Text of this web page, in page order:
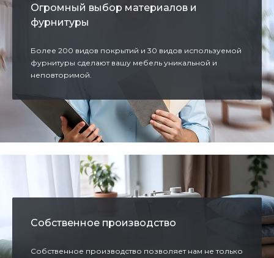
Огромный выбор материалов и
фурнитуры
Более 200 видов покрытий и 30 видов используемой
фурнитуры сделают вашу мебель уникальной и
неповторимой.
Собственное производство
Собственное производство позволяет нам не только